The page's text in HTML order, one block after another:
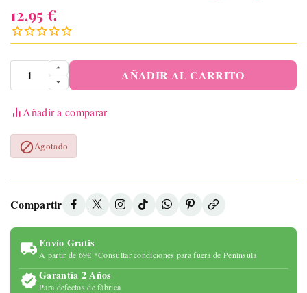
12,95 €
AÑADIR AL CARRITO
Añadir a comparar
Agotado
Compartir
Envío Gratis
A partir de 69€ *Consultar condiciones para fuera de Península
Garantía 2 Años
Para defectos de fábrica